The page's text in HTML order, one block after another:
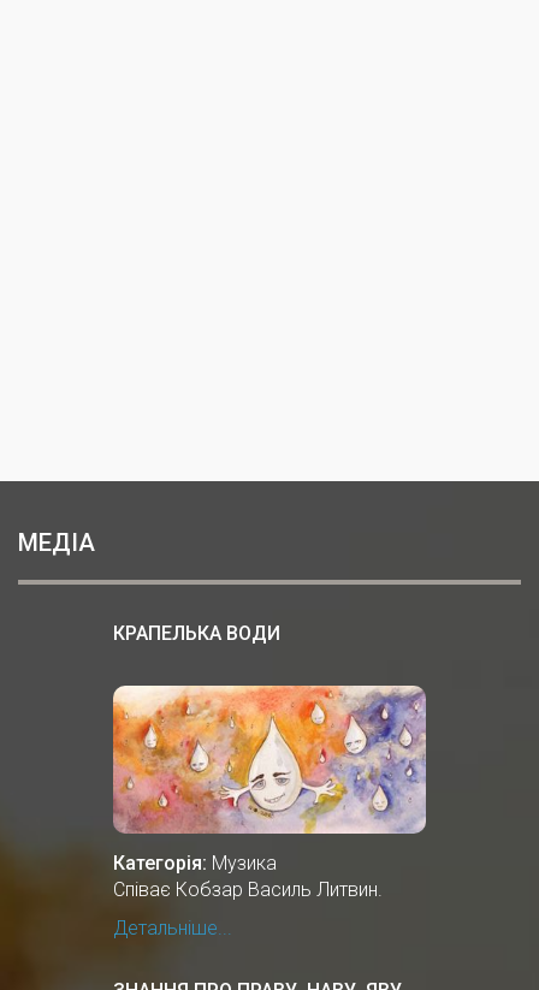
МЕДІА
КРАПЕЛЬКА ВОДИ
Категорія: Музика
Співає Кобзар Василь Литвин.
Детальніше...